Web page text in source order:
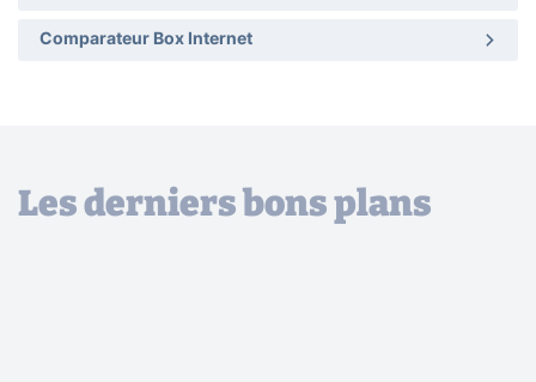
Comparateur Box Internet
Les derniers bons plans